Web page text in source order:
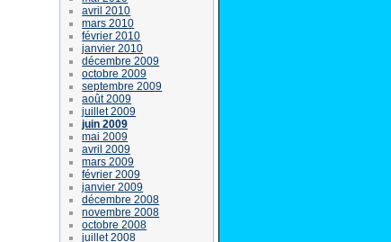
avril 2010
mars 2010
février 2010
janvier 2010
décembre 2009
octobre 2009
septembre 2009
août 2009
juillet 2009
juin 2009
mai 2009
avril 2009
mars 2009
février 2009
janvier 2009
décembre 2008
novembre 2008
octobre 2008
juillet 2008